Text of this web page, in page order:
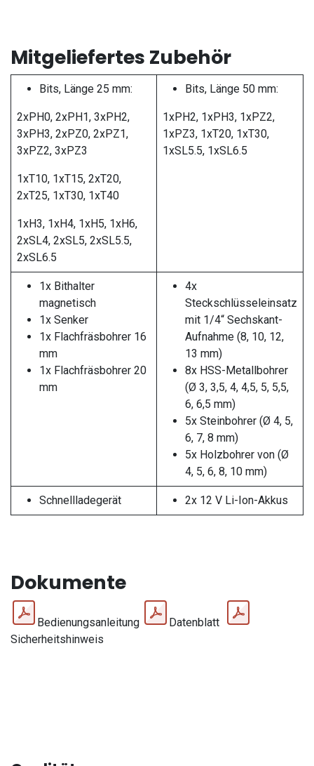
Mitgeliefertes Zubehör
Bits, Länge 25 mm:
2xPH0, 2xPH1, 3xPH2,
3xPH3, 2xPZ0, 2xPZ1,
3xPZ2, 3xPZ3
1xT10, 1xT15, 2xT20,
2xT25, 1xT30, 1xT40
1xH3, 1xH4, 1xH5, 1xH6,
2xSL4, 2xSL5, 2xSL5.5,
2xSL6.5
Bits, Länge 50 mm:
1xPH2, 1xPH3, 1xPZ2,
1xPZ3, 1xT20, 1xT30,
1xSL5.5, 1xSL6.5
1x Bithalter
magnetisch
1x Senker
1x Flachfräsbohrer 16
mm
1x Flachfräsbohrer 20
mm
4x
Steckschlüsseleinsatz
mit 1/4“ Sechskant-
Aufnahme (8, 10, 12,
13 mm)
8x HSS-Metallbohrer
(Ø 3, 3,5, 4, 4,5, 5, 5,5,
6, 6,5 mm)
5x Steinbohrer (Ø 4, 5,
6, 7, 8 mm)
5x Holzbohrer von (Ø
4, 5, 6, 8, 10 mm)
Schnellladegerät ​2x 12 V Li-Ion-Akkus
Dokumente
Bedienungsanleitung
Datenblatt
Sicherheitshinweis